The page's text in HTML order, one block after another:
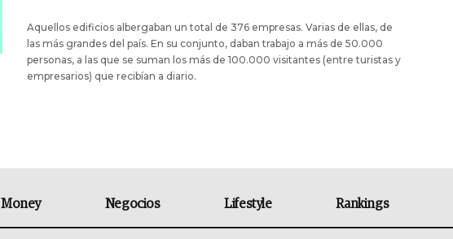
Aquellos edificios albergaban un total de 376 empresas. Varias de ellas, de
las más grandes del país. En su conjunto, daban trabajo a más de 50.000
personas, a las que se suman los más de 100.000 visitantes (entre turistas y
empresarios) que recibían a diario.
Money Negocios Lifestyle Rankings